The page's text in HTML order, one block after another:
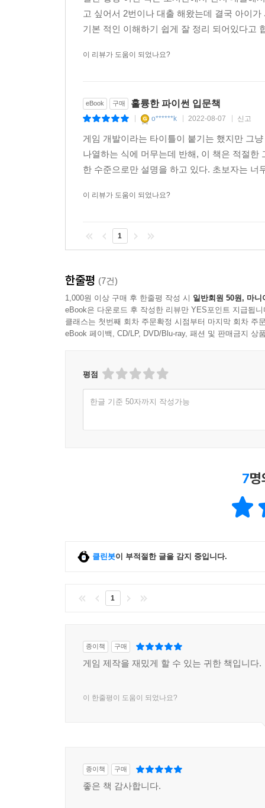
고 싶어서 2번이나 대출 해왔는데 결국 아이
기본 적인 이해하기 쉽게 잘 정리 되어있다고
이 리뷰가 도움이 되었나요?
eBook 구매 훌륭한 파이썬 입문책
o******k 2022-08-07 신고
게임 개발이라는 타이틀이 붙기는 했지만 그
나열하는 식에 머무는데 반해, 이 책은 적절
한 수준으로만 설명을 하고 있다. 초보자는
이 리뷰가 도움이 되었나요?
1
한줄평 (7건)
1,000원 이상 구매 후 한줄평 작성 시 일반회원 50원, 마니
eBook은 다운로드 후 작성한 리뷰만 YES포인트 지급됩니
클래스는 첫번째 회차 주문확정 시점부터 마지막 회차 주
eBook 페이백, CD/LP, DVD/Blu-ray, 패션 및 판매금지 상
평점
한글 기준 50자까지 작성가능
7
클린봇이 부적절한 글을 감지 중입니다.
1
종이책 구매
게임 제작을 재밌게 할 수 있는 귀한 책입니다.
이 한줄평이 도움이 되었나요?
종이책 구매
좋은 책 감사합니다.